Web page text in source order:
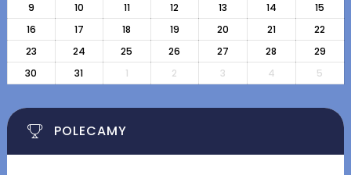
9
10 11 12 13 14
15
16
17 18 19 20 21
22
23
24 25 26 27 28
29
30
31 1 2 3 4 5
POLECAMY